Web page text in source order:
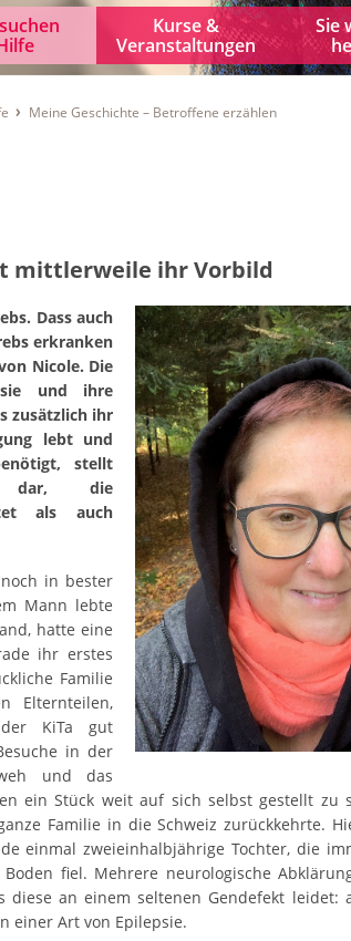
Kurse &
Veranstaltungen
Sie
Meine Geschichte – Betroffene erzählen
mittlerweile ihr Vorbild
Dass auch
erkranken
Nicole. Die
und ihre
zusätzlich ihr
lebt und
stellt
dar, die
als auch
in bester
Mann lebte
hatte eine
ihr erstes
Familie
Elternteilen,
KiTa gut
in der
und das
ein Stück weit auf sich selbst gestellt zu
Familie in die Schweiz zurückkehrte.
einmal zweieinhalbjährige Tochter, die
fiel. Mehrere neurologische
diese an einem seltenen Gendefekt leidet:
einer Art von Epilepsie.